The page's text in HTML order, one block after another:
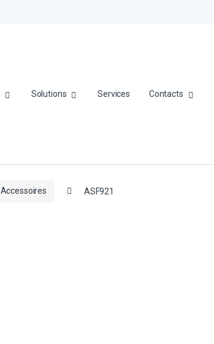
Solutions Services Contacts
Accessoires ASF921